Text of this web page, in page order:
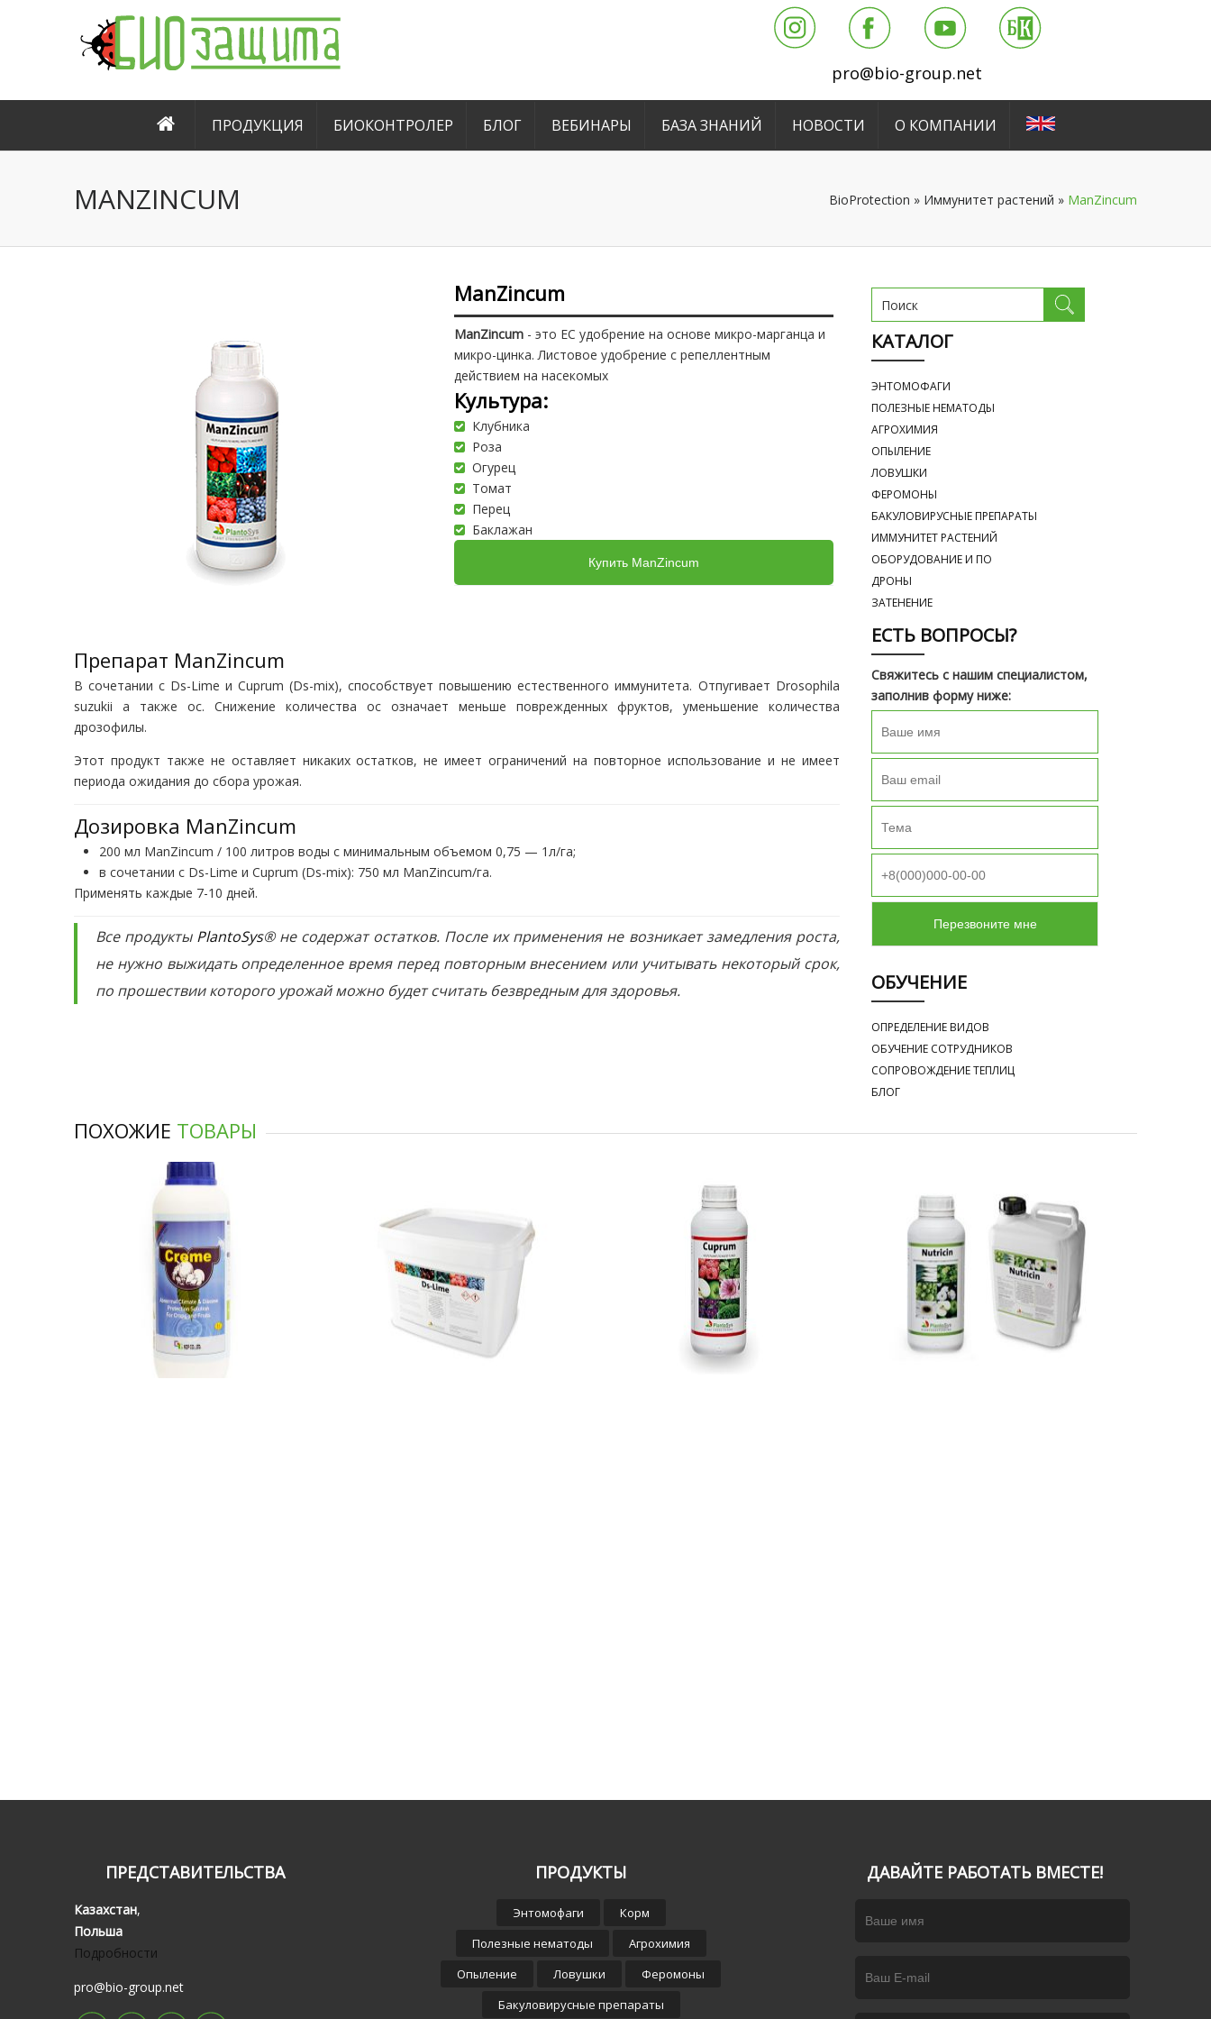
pro@bio-group.net
ПРОДУКЦИЯ БИОКОНТРОЛЕР БЛОГ ВЕБИНАРЫ БАЗА ЗНАНИЙ НОВОСТИ О КОМПАНИИ
MANZINCUM BioProtection » Иммунитет растений » ManZincum
ManZincum
ManZincum - это ЕС удобрение на основе микро-марганца и
микро-цинка. Листовое удобрение с репеллентным
действием на насекомых
Культура:
Клубника
Роза
Огурец
Томат
Перец
Баклажан
Купить ManZincum
Препарат ManZincum
В сочетании с Ds-Lime и Cuprum (Ds-mix), способствует повышению естественного иммунитета. Отпугивает Drosophila
suzukii а также ос. Снижение количества ос означает меньше поврежденных фруктов, уменьшение количества
дрозофилы.
Этот продукт также не оставляет никаких остатков, не имеет ограничений на повторное использование и не имеет
периода ожидания до сбора урожая.
Дозировка ManZincum
200 мл ManZincum / 100 литров воды с минимальным объемом 0,75 — 1л/га;
в сочетании с Ds-Lime и Cuprum (Ds-mix): 750 мл ManZincum/га.
Применять каждые 7-10 дней.
Все продукты PlantoSys® не содержат остатков. После их применения не возникает замедления роста,
не нужно выжидать определенное время перед повторным внесением или учитывать некоторый срок,
по прошествии которого урожай можно будет считать безвредным для здоровья.
КАТАЛОГ
ЭНТОМОФАГИ
ПОЛЕЗНЫЕ НЕМАТОДЫ
АГРОХИМИЯ
ОПЫЛЕНИЕ
ЛОВУШКИ
ФЕРОМОНЫ
БАКУЛОВИРУСНЫЕ ПРЕПАРАТЫ
ИММУНИТЕТ РАСТЕНИЙ
ОБОРУДОВАНИЕ И ПО
ДРОНЫ
ЗАТЕНЕНИЕ
ЕСТЬ ВОПРОСЫ?
Свяжитесь с нашим специалистом,
заполнив форму ниже:
ОБУЧЕНИЕ
ОПРЕДЕЛЕНИЕ ВИДОВ
ОБУЧЕНИЕ СОТРУДНИКОВ
СОПРОВОЖДЕНИЕ ТЕПЛИЦ
БЛОГ
ПОХОЖИЕ ТОВАРЫ
ПРЕДСТАВИТЕЛЬСТВА
Казахстан,
Польша
Подробности
pro@bio-group.net
ПРОДУКТЫ
Энтомофаги
Корм
Полезные нематоды
Агрохимия
Опыление
Ловушки
Феромоны
Бакуловирусные препараты
ДАВАЙТЕ РАБОТАТЬ ВМЕСТЕ!